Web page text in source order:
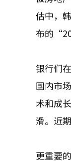
估中，
布的
银行们
国内市
术和成
滑。近
更重要